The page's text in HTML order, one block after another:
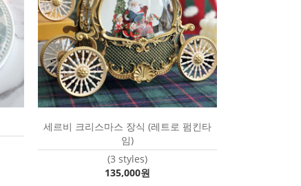
세르비 크리스마스 장식 (레트로 펌킨타
임)
(3 styles)
135,000원